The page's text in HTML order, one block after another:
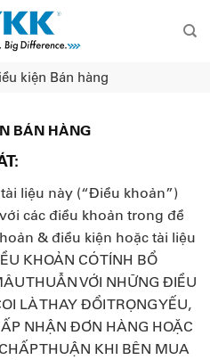
kiện Bán hàng
BÁN HÀNG
liệu này (“Điều khoản”)
các điều khoản trong đề
& điều kiện hoặc tài liệu
KHOẢN CÓ TÍNH BỔ
THUẪN VỚI NHỮNG ĐIỀU
LÀ THAY ĐỔI TRỌNG YẾU,
NHẬN ĐƠN HÀNG HOẶC
THUẬN KHI BÊN MUA